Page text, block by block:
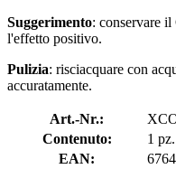
Suggerimento: conservare
l'effetto positivo.
Pulizia: risciacquare con
accuratamente.
Art.-Nr.:
Contenuto:
1 pz.
EAN: